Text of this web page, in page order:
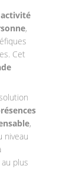
activité
,
Cet
,
niveau
plus